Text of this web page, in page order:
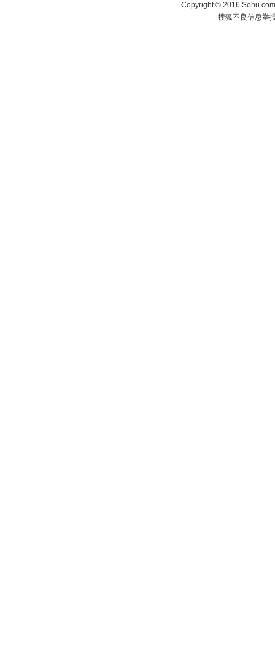
Copyright©2016
搜狐不良信息举